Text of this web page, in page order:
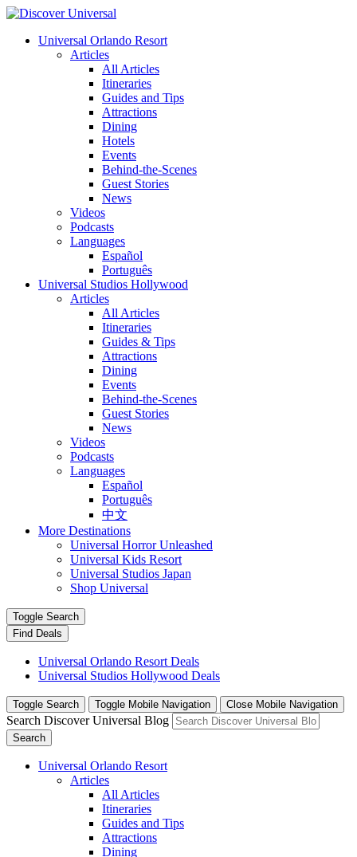
Universal Orlando Resort
Articles
All Articles
Itineraries
Guides and Tips
Attractions
Dining
Hotels
Events
Behind-the-Scenes
Guest Stories
News
Videos
Podcasts
Languages
Español
Português
Universal Studios Hollywood
Articles
All Articles
Itineraries
Guides & Tips
Attractions
Dining
Events
Behind-the-Scenes
Guest Stories
News
Videos
Podcasts
Languages
Español
Português
中文
More Destinations
Universal Horror Unleashed
Universal Kids Resort
Universal Studios Japan
Shop Universal
Toggle Search
Find Deals
Universal Orlando Resort Deals
Universal Studios Hollywood Deals
Toggle Search Toggle Mobile Navigation Close Mobile Navigation
Search Discover Universal Blog
Search
Universal Orlando Resort
Articles
All Articles
Itineraries
Guides and Tips
Attractions
Dining